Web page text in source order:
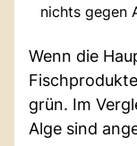
nichts gegen
Wenn die
grün. Im
Alge sind